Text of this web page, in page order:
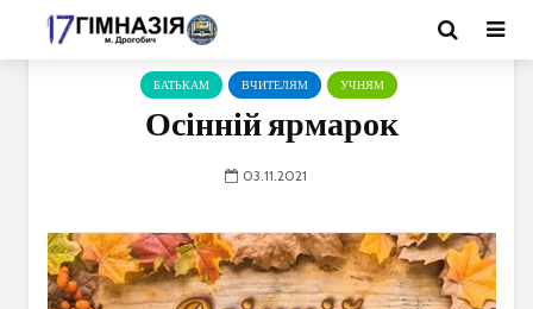
БАТЬКАМ ВЧИТЕЛЯМ УЧНЯМ
Осінній ярмарок
03.11.2021